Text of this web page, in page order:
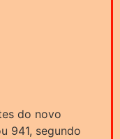
do novo
941, segundo